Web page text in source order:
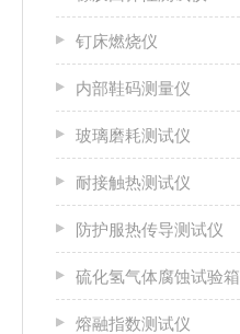
钉床燃烧仪
内部鞋码测量仪
玻璃磨耗测试仪
耐接触热测试仪
防护服热传导测试仪
硫化氢气体腐蚀试验箱
熔融指数测试仪